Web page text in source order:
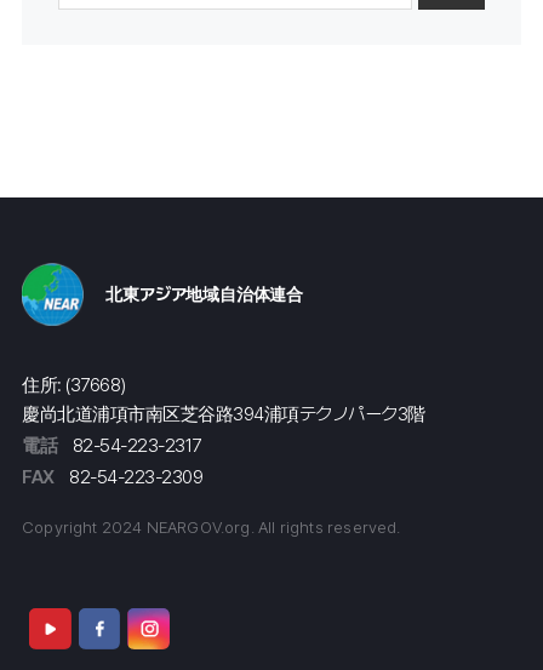
北東アジア地域自治体連合
住所: (37668)
慶尚北道浦項市南区芝谷路394浦項テクノパーク3階
電話
82-54-223-2317
FAX
82-54-223-2309
Copyright 2024 NEARGOV.org. All rights reserved.